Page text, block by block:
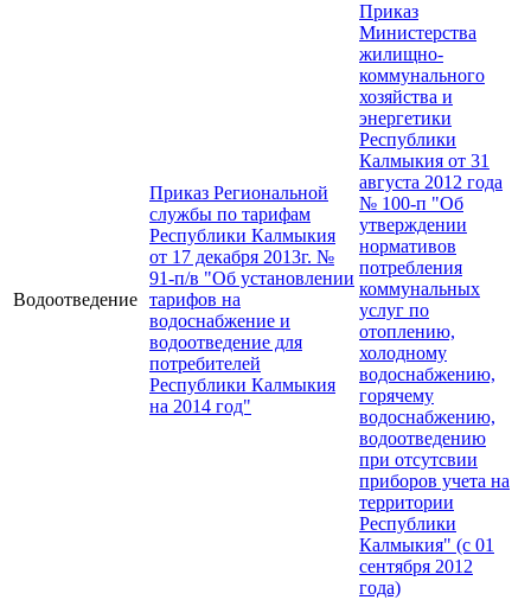
Водоотведение
Приказ Региональной
службы по тарифам
Республики Калмыкия
от 17 декабря 2013г. №
91-п/в "Об установлении
тарифов на
водоснабжение и
водоотведение для
потребителей
Республики Калмыкия
на 2014 год"
Приказ
Министерства
жилищно-
коммунального
хозяйства и
энергетики
Республики
Калмыкия от 31
августа 2012 года
№ 100-п "Об
утверждении
нормативов
потребления
коммунальных
услуг по
отоплению,
холодному
водоснабжению,
горячему
водоснабжению,
водоотведению
при отсутсвии
приборов учета на
территории
Республики
Калмыкия" (с 01
сентября 2012
года)